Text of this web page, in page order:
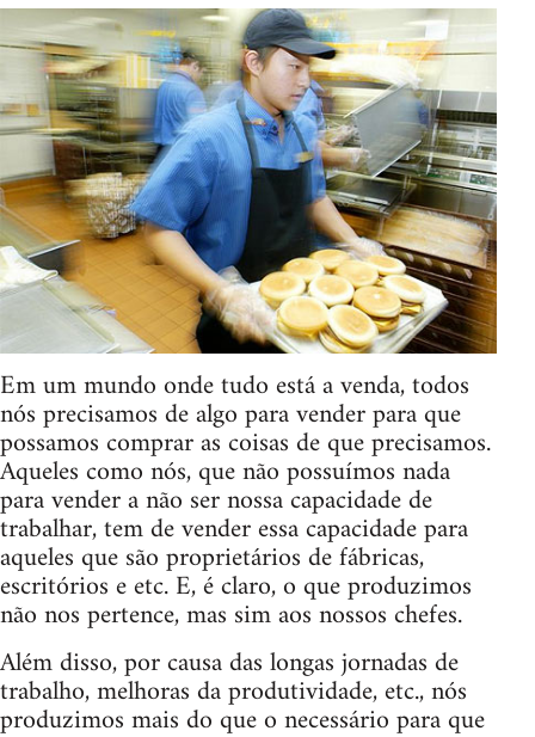
Em um mundo onde tudo está a venda, todos
nós precisamos de algo para vender para que
possamos comprar as coisas de que precisamos.
Aqueles como nós, que não possuímos nada
para vender a não ser nossa capacidade de
trabalhar, tem de vender essa capacidade para
aqueles que são proprietários de fábricas,
escritórios e etc. E, é claro, o que produzimos
não nos pertence, mas sim aos nossos chefes.
Além disso, por causa das longas jornadas de
trabalho, melhoras da produtividade, etc., nós
produzimos mais do que o necessário para que